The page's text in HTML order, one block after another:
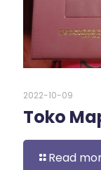
2022-10-09
Toko
Read